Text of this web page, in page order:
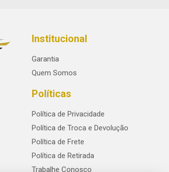
Institucional
Garantia
Quem Somos
Políticas
Política de Privacidade
Política de Troca e Devolução
Política de Frete
Política de Retirada
Trabalhe Conosco